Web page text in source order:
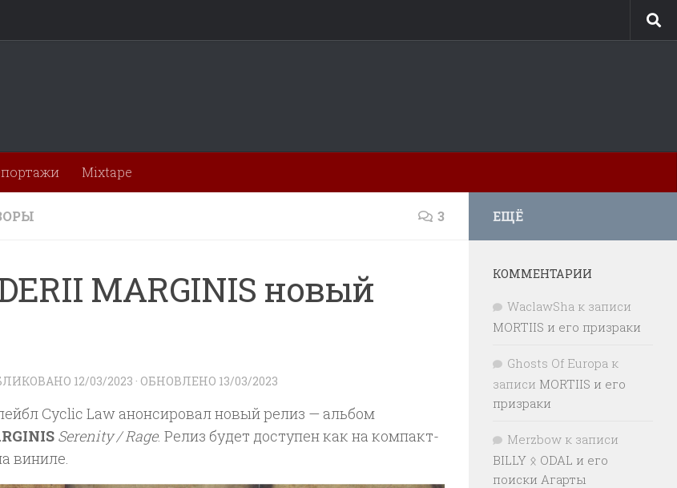
Mixtape
3
MARGINIS новый
12/03/2023 · ОБНОВЛЕНО 13/03/2023
Cyclic Law анонсировал новый релиз — альбом
Serenity / Rage. Релиз будет доступен как на компакт-
виниле.
ЕЩЁ
КОММЕНТАРИИ
WaclawSha к записи
MORTIIS и его призраки
Ghosts Of Europa к
записи MORTIIS и его
призраки
Merzbow к записи
BILLY ᛟ ODAL и его
поиски Агарты